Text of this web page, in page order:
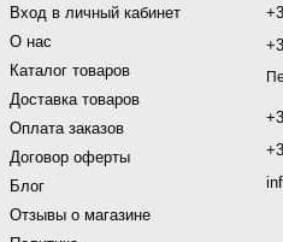
Вход в личный кабинет
О нас
Каталог товаров
Доставка товаров
Оплата заказов
Договор оферты
Блог
Отзывы о магазине